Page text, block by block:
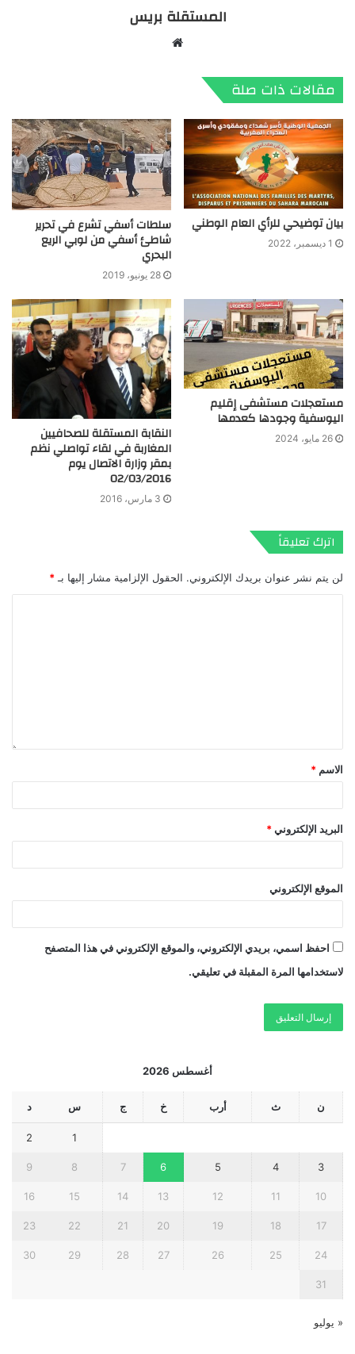
المستقلة بريس
مقالات ذات صلة
بيان توضيحي للرأي العام الوطني
1 ديسمبر، 2022
سلطات أسفي تشرع في تحرير
شاطئ أسفي من لوبي الريع
البحري
28 يونيو، 2019
مستعجلات مستشفى إقليم
اليوسفية وجودها كعدمها
26 مايو، 2024 النقابة المستقلة للصحافيين
المغاربة في لقاء تواصلي نظم
بمقر وزارة الاتصال يوم
02/03/2016
3 مارس، 2016
اترك تعليقاً
لن يتم نشر عنوان بريدك الإلكتروني. الحقول الإلزامية مشار إليها بـ *
الاسم *
البريد الإلكتروني *
الموقع الإلكتروني
احفظ اسمي، بريدي الإلكتروني، والموقع الإلكتروني في هذا المتصفح
لاستخدامها المرة المقبلة في تعليقي.
أغسطس 2026
ن ث أرب خ ج س د
1
2
3
4
5
6
7
8
9
10
11
12
13
14
15
16
17
18
19
20
21
22
23
24
25
26
27
28
29
30
31
« يوليو